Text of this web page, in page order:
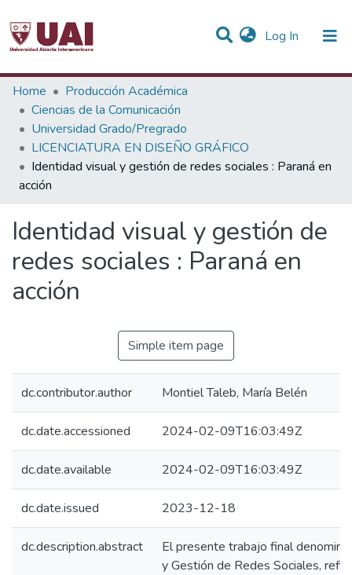
Log In (current)
Statistics
Communities & Collections
All of DSpace
Home
Producción Académica
Ciencias de la Comunicación
Universidad Grado/Pregrado
LICENCIATURA EN DISEÑO GRÁFICO
Identidad visual y gestión de redes sociales : Paraná en
acción
Identidad visual y gestión de
redes sociales : Paraná en
acción
Simple item page
dc.contributor.author Montiel Taleb, María Belén
dc.date.accessioned 2024-02-09T16:03:49Z
dc.date.available 2024-02-09T16:03:49Z
dc.date.issued 2023-12-18
dc.description.abstract
El presente trabajo final
y Gestión de Redes Sociales,